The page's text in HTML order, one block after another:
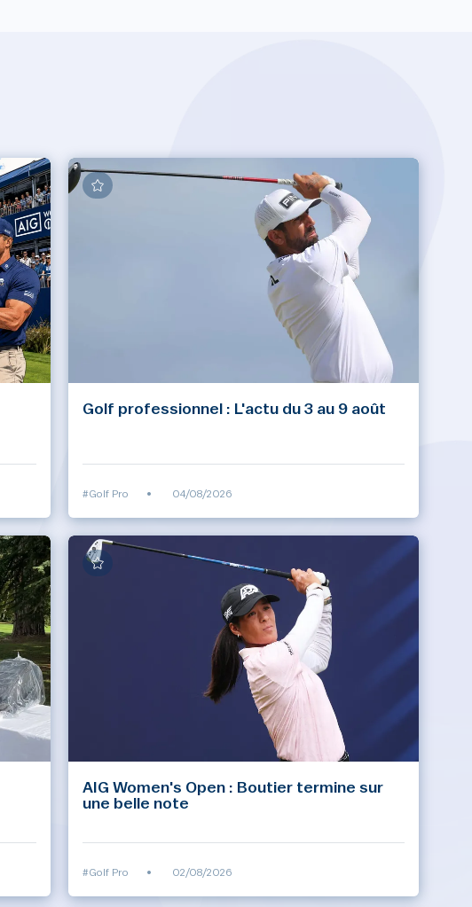
Golf professionnel : L'actu du 3 au 9 août
#Golf Pro • 04/08/2026
AIG Women's Open : Boutier termine sur
une belle note
#Golf Pro • 02/08/2026